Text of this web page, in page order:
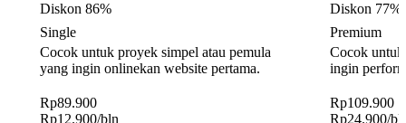
Diskon 86%
Single
Cocok untuk proyek simpel atau pemula
yang ingin onlinekan website pertama.
Rp89.900
Rp12.900/bln
Diskon 77%
Premium
Cocok
ingin
Rp109.900
Rp24.900/